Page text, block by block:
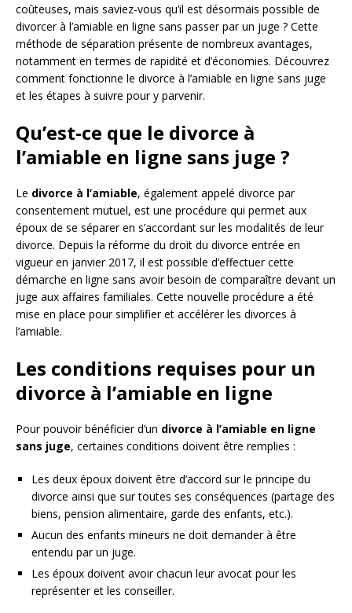
coûteuses, mais saviez-vous qu’il est désormais possible de
divorcer à l’amiable en ligne sans passer par un juge ? Cette
méthode de séparation présente de nombreux avantages,
notamment en termes de rapidité et d’économies. Découvrez
comment fonctionne le divorce à l’amiable en ligne sans juge
et les étapes à suivre pour y parvenir.
Qu’est-ce que le divorce à
l’amiable en ligne sans juge ?
Le divorce à l’amiable, également appelé divorce par
consentement mutuel, est une procédure qui permet aux
époux de se séparer en s’accordant sur les modalités de leur
divorce. Depuis la réforme du droit du divorce entrée en
vigueur en janvier 2017, il est possible d’effectuer cette
démarche en ligne sans avoir besoin de comparaître devant un
juge aux affaires familiales. Cette nouvelle procédure a été
mise en place pour simplifier et accélérer les divorces à
l’amiable.
Les conditions requises pour un
divorce à l’amiable en ligne
Pour pouvoir bénéficier d’un divorce à l’amiable en ligne
sans juge, certaines conditions doivent être remplies :
Les deux époux doivent être d’accord sur le principe du
divorce ainsi que sur toutes ses conséquences (partage des
biens, pension alimentaire, garde des enfants, etc.).
Aucun des enfants mineurs ne doit demander à être
entendu par un juge.
Les époux doivent avoir chacun leur avocat pour les
représenter et les conseiller.